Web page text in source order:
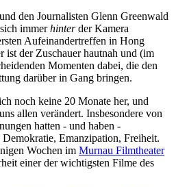
den Journalisten Glenn Greenwald
immerhinterder Kamera
Aufeinandertreffen in Hong
der Zuschauer hautnah und (im
Momenten dabei, die den
darüber in Gang bringen.
noch keine 20 Monate her, und
allen verändert. Insbesondere von
hatten - und haben -
Emanzipation, Freiheit.
Wochen im Murnau Filmtheater
einer der wichtigsten Filme des